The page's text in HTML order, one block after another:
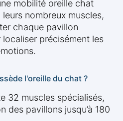
mobilité oreille chat
nombreux muscles,
chaque pavillon
précisément les
l'oreille du chat ?
32 muscles spécialisés,
des pavillons jusqu’à 180